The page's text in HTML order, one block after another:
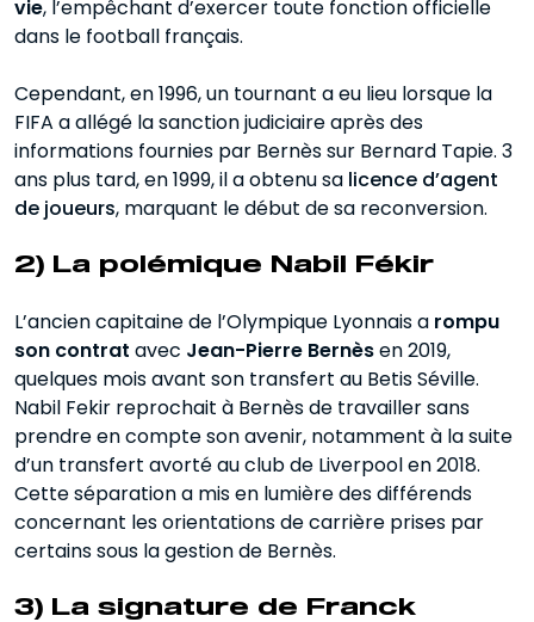
vie, l’empêchant d’exercer toute fonction officielle
dans le football français.
Cependant, en 1996, un tournant a eu lieu lorsque la
FIFA a allégé la sanction judiciaire après des
informations fournies par Bernès sur Bernard Tapie. 3
ans plus tard, en 1999, il a obtenu sa licence d’agent
de joueurs, marquant le début de sa reconversion.
2) La polémique Nabil Fékir
L’ancien capitaine de l’Olympique Lyonnais a rompu
son contrat avec Jean-Pierre Bernèsen 2019,
quelques mois avant son transfert au Betis Séville.
Nabil Fekir reprochait à Bernès de travailler sans
prendre en compte son avenir, notamment à la suite
d’un transfert avorté au club de Liverpool en 2018.
Cette séparation a mis en lumière des différends
concernant les orientations de carrière prises par
certains sous la gestion de Bernès.
3) La signature de Franck